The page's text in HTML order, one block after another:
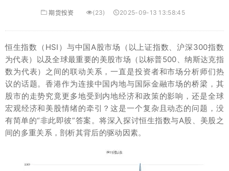
期货投资 (23) 2025-09-13 13:58:45
恒生指数（HSI）与中国A股市场（以上证指数、沪深300指数
为代表）以及全球最重要的美股市场（以标普500、纳斯达克指
数为代表）之间的联动关系，一直是投资者和市场分析师们热
议的话题。香港作为连接中国内地与国际金融市场的桥梁，其
股市的走势究竟更多地受到内地经济和政策的影响，还是全球
宏观经济和美股情绪的牵引？这是一个复杂且动态的问题，没
有简单的“非此即彼”答案。将深入探讨恒生指数与A股、美股之
间的多重关系，剖析其背后的驱动因素。